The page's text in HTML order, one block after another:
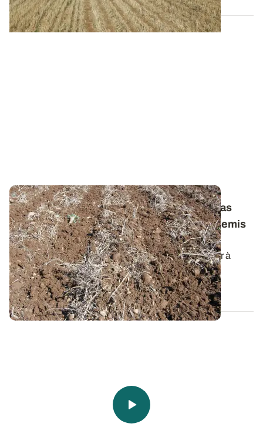
Préparation du sol - Strip-till : n’attendez pas
pour travailler les sols lourds en vue des semis
de printemps
En terres lourdes ou argileuses, il ne faut pas hésiter à
anticiper le passage de strip...
16 SEPT. 2021